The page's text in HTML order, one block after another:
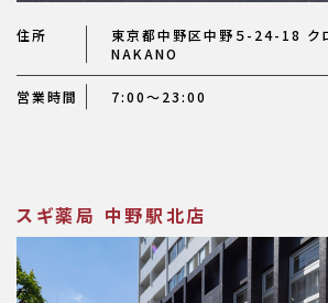
住所
東京都中野区中野５-24-18 ク
NAKANO
営業時間 7:00～23:00
スギ薬局 中野駅北店